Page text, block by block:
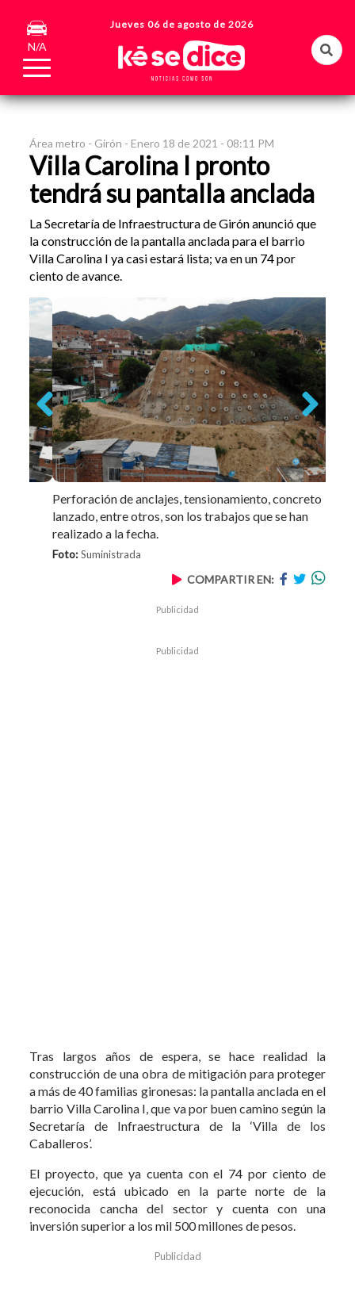
N/A
Jueves 06 de agosto de 2026
Área metro - Girón -Enero 18 de 2021 - 08:11 PM
Villa Carolina I pronto
tendrá su pantalla anclada
La Secretaría de Infraestructura de Girón anunció que
la construcción de la pantalla anclada para el barrio
Villa Carolina I ya casi estará lista; va en un 74 por
ciento de avance.
Perforación de anclajes, tensionamiento, concreto
lanzado, entre otros, son los trabajos que se han
realizado a la fecha.
Foto:Suministrada
Previous Next
COMPARTIR EN:
Publicidad
Publicidad
Tras largos años de espera, se hace realidad la
construcción de una obra de mitigación para proteger
a más de 40 familias gironesas: la pantalla anclada en el
barrio Villa Carolina I, que va por buen camino según la
Secretaría de Infraestructura de la ‘Villa de los
Caballeros’.
El proyecto, que ya cuenta con el 74 por ciento de
ejecución, está ubicado en la parte norte de la
reconocida cancha del sector y cuenta con una
inversión superior a los mil 500 millones de pesos.
Publicidad